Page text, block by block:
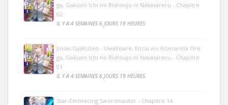
ga, Gakuen Ichi no Bishoujo ni Nakasareru - Chapitre
02
IL Y A 4 SEMAINES 6 JOURS 19 HEURES
Jinsei Gyakuten - Uwakisare, Enzai wo Kiserareta Ore
ga, Gakuen Ichi no Bishoujo ni Nakasareru - Chapitre
01
IL Y A 4 SEMAINES 6 JOURS 19 HEURES
Star-Embracing Swordmaster - Chapitre 14